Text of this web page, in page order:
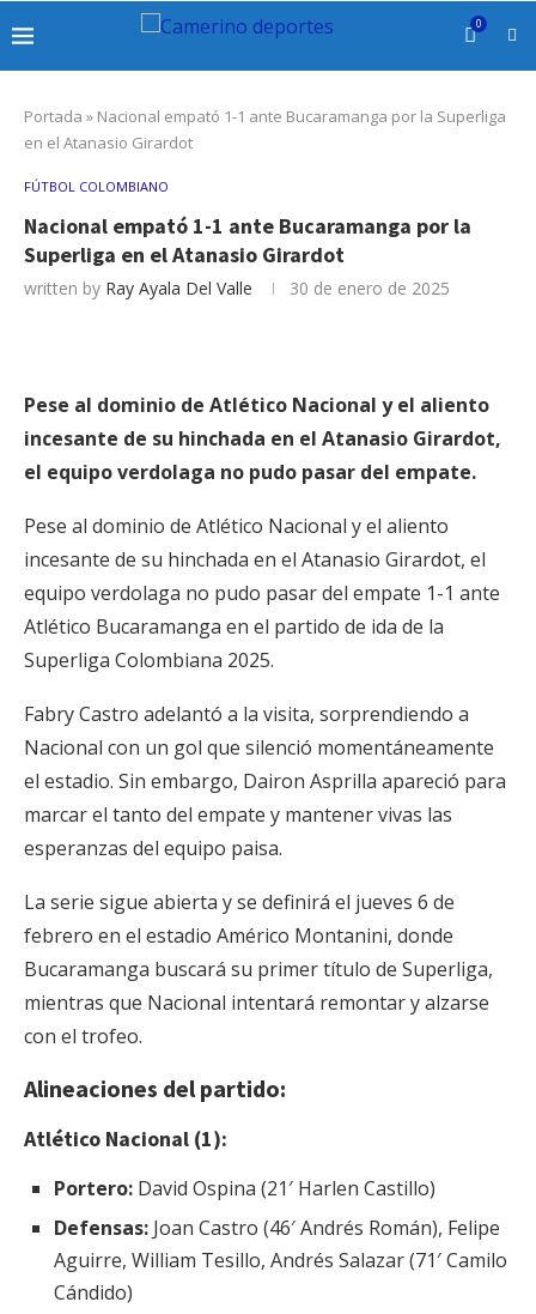
0
Portada » Nacional empató 1-1 ante Bucaramanga por la Superliga
en el Atanasio Girardot
FÚTBOL COLOMBIANO
Nacional empató 1-1 ante Bucaramanga por la
Superliga en el Atanasio Girardot
written by Ray Ayala Del Valle 30 de enero de 2025
Pese al dominio de Atlético Nacional y el aliento
incesante de su hinchada en el Atanasio Girardot,
el equipo verdolaga no pudo pasar del empate.
Pese al dominio de Atlético Nacional y el aliento
incesante de su hinchada en el Atanasio Girardot, el
equipo verdolaga no pudo pasar del empate 1-1 ante
Atlético Bucaramanga en el partido de ida de la
Superliga Colombiana 2025.
Fabry Castro adelantó a la visita, sorprendiendo a
Nacional con un gol que silenció momentáneamente
el estadio. Sin embargo, Dairon Asprilla apareció para
marcar el tanto del empate y mantener vivas las
esperanzas del equipo paisa.
La serie sigue abierta y se definirá el jueves 6 de
febrero en el estadio Américo Montanini, donde
Bucaramanga buscará su primer título de Superliga,
mientras que Nacional intentará remontar y alzarse
con el trofeo.
Alineaciones del partido:
Atlético Nacional (1):
Portero: David Ospina (21′ Harlen Castillo)
Defensas: Joan Castro (46′ Andrés Román), Felipe
Aguirre, William Tesillo, Andrés Salazar (71′ Camilo
Cándido)